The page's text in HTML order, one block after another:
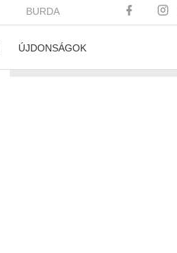
BURDA
ÚJDONSÁGOK